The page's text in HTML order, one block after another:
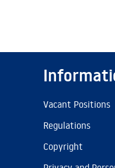
Vacant Positions
Regulations
Copyright